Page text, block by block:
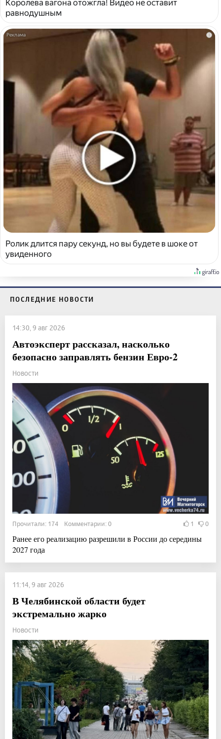
Королева вагона отожгла! Видео не оставит
равнодушным
i
Ролик длится пару секунд, но вы будете в шоке от
увиденного
ПОСЛЕДНИЕ НОВОСТИ
14:30, 9 авг 2026
Автоэксперт рассказал, насколько
безопасно заправлять бензин Евро-2
Новости
Прочитали: 174 Комментарии: 0 1 0
Ранее его реализацию разрешили в России до середины
2027 года
11:14, 9 авг 2026
В Челябинской области будет
экстремально жарко
Новости